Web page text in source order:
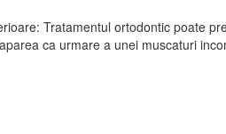
Tratamentul ortodontic poate
ca urmare a unei muscaturi